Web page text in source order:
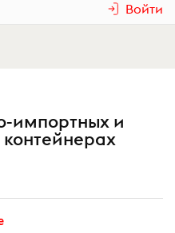
Войти
импортных и
контейнерах